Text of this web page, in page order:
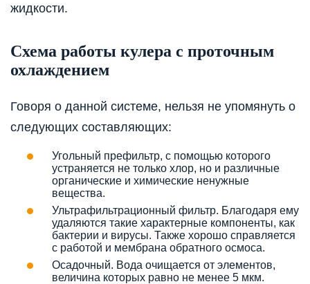
жидкости.
Схема работы кулера с проточным
охлаждением
Говоря о данной системе, нельзя не упомянуть о
следующих составляющих:
Угольный префильтр, с помощью которого
устраняется не только хлор, но и различные
органические и химические ненужные
вещества.
Ультрафильтрационный фильтр. Благодаря ему
удаляются такие характерные компоненты, как
бактерии и вирусы. Также хорошо справляется
с работой и мембрана обратного осмоса.
Осадочный. Вода очищается от элементов,
величина которых равно не менее 5 мкм.